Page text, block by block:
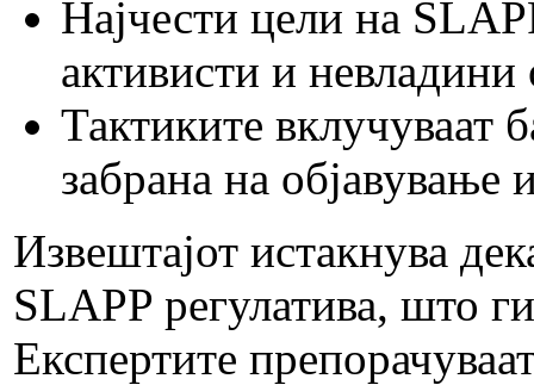
Најчести цели на
активисти и невладини
Тактиките вклучуваат
забрана на објавување
Извештајот истакнува
SLAPP регулатива, што
Експертите